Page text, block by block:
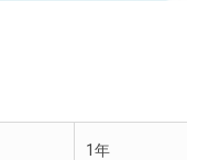
1年